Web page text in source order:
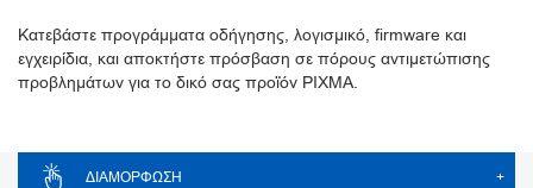
Κατεβάστε προγράμματα οδήγησης, λογισμικό, firmware και
εγχειρίδια, και αποκτήστε πρόσβαση σε πόρους αντιμετώπισης
προβλημάτων για το δικό σας προϊόν PIXMA.
ΔΙΑΜΌΡΦΩΣΗ +